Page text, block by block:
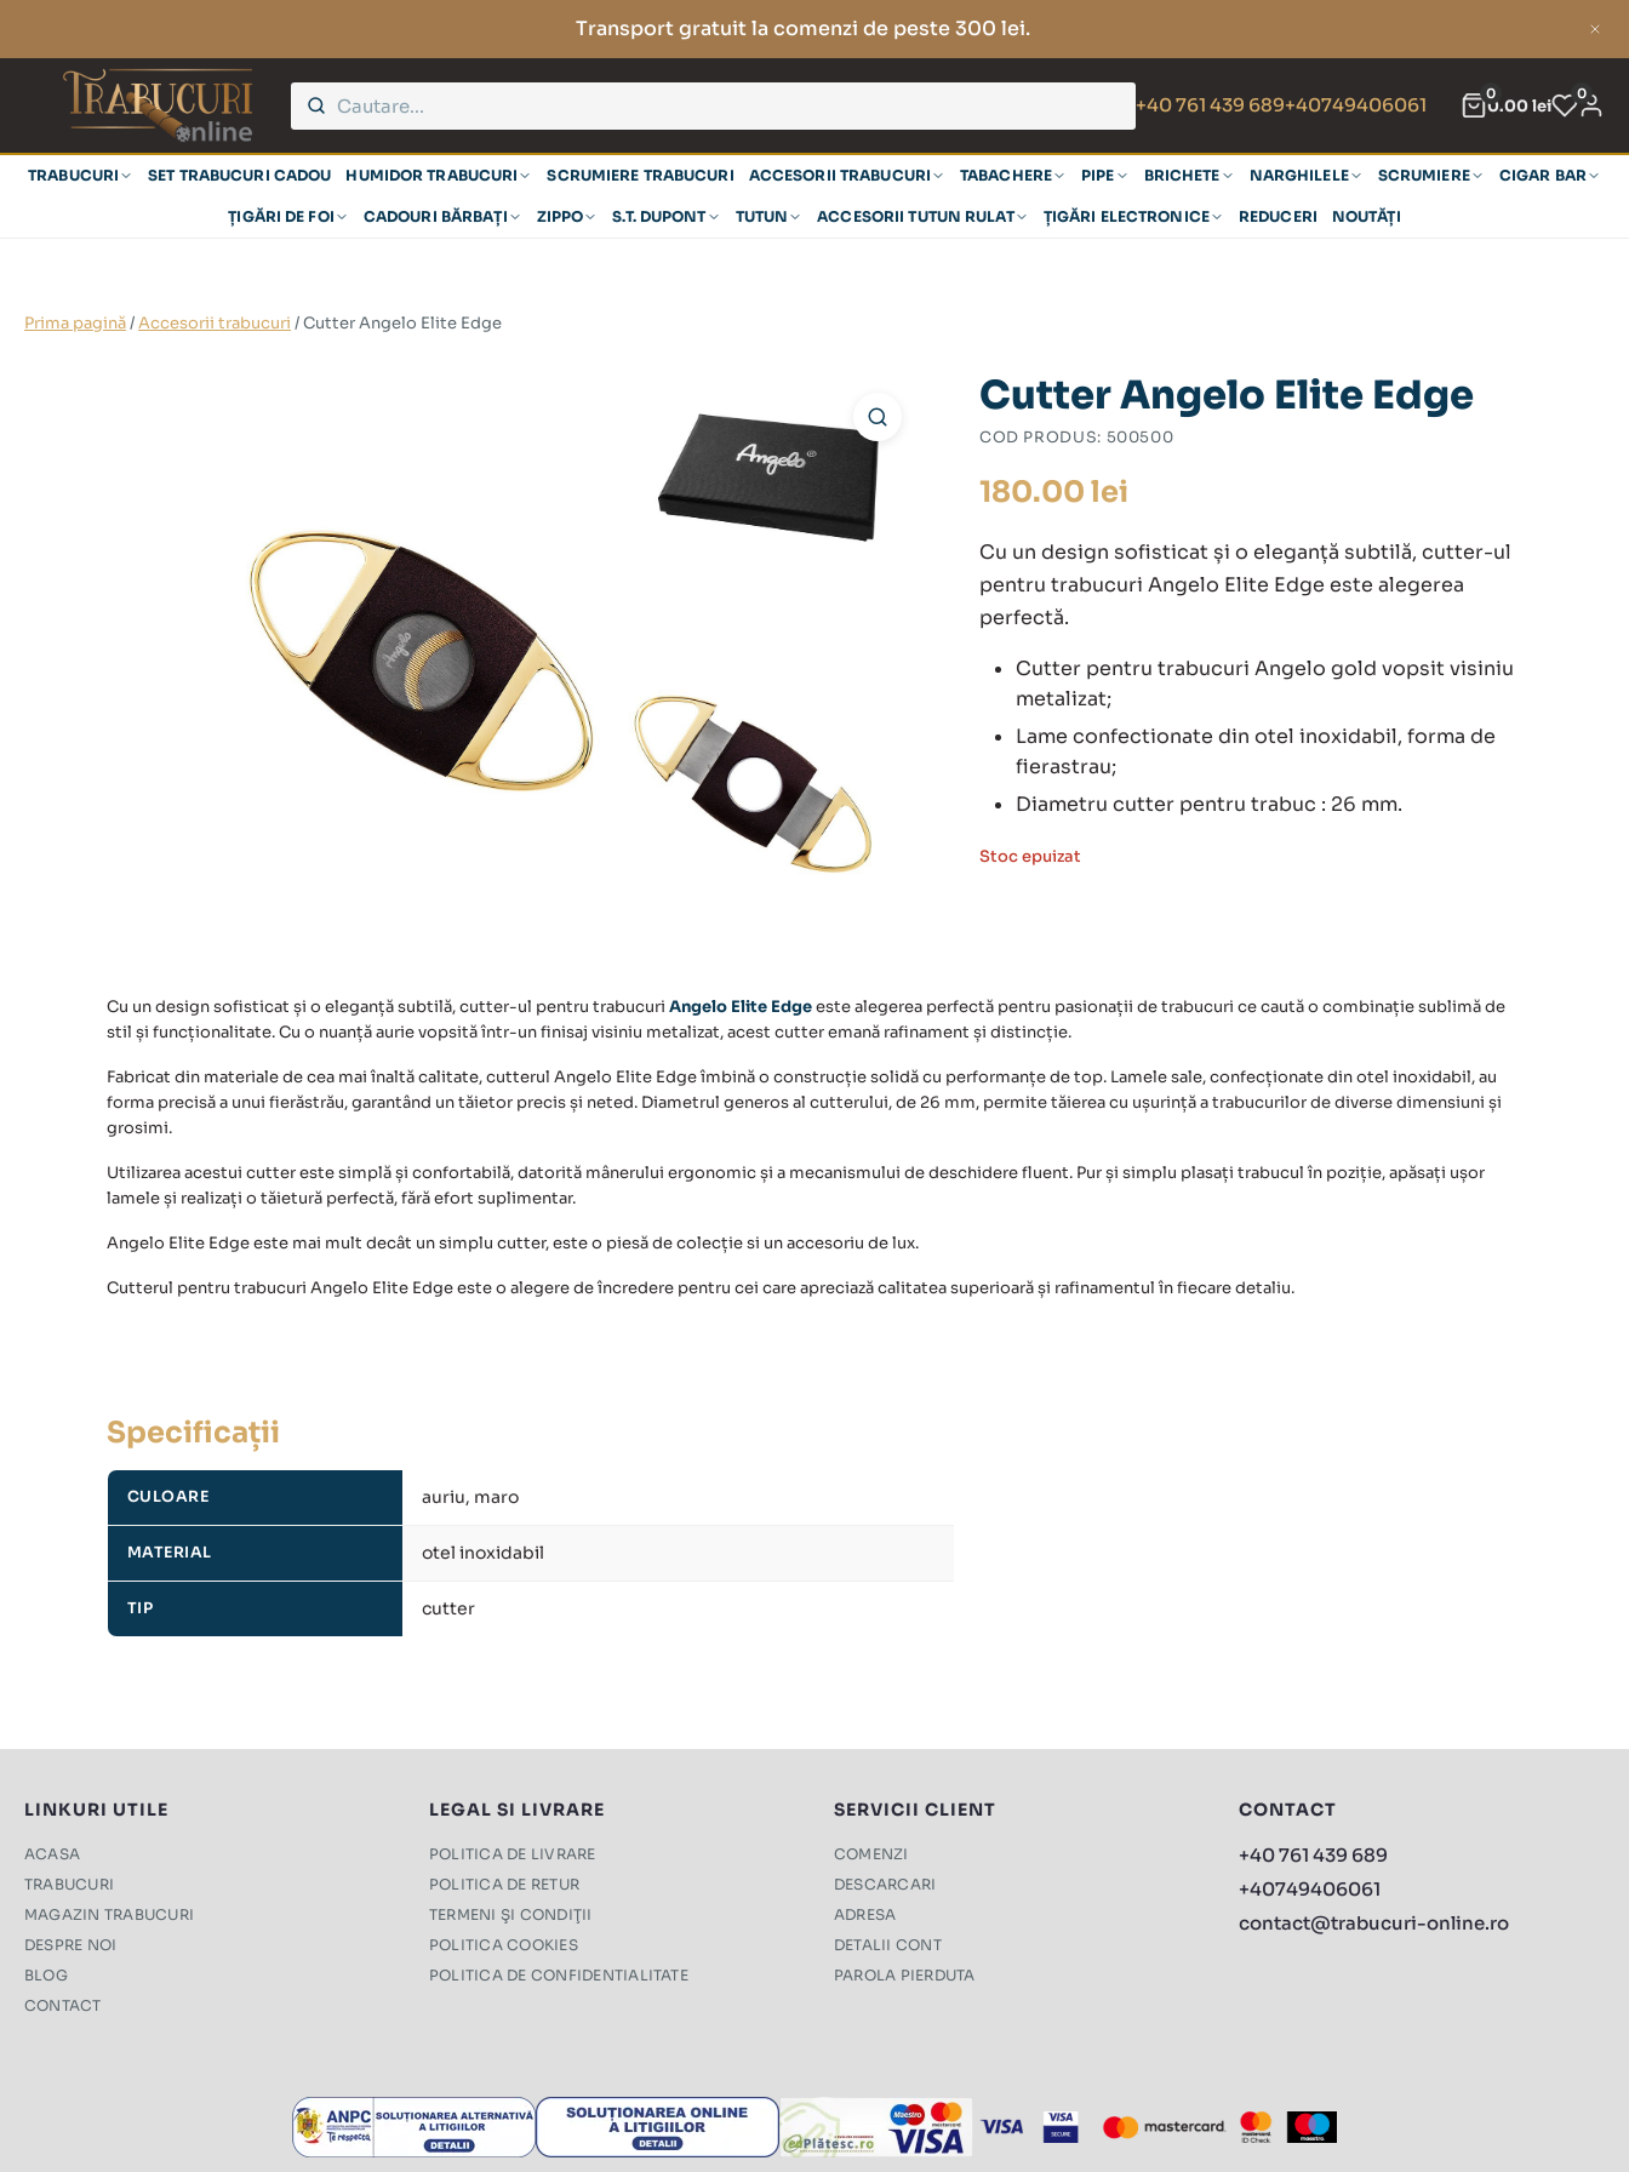
Transport gratuit la comenzi de peste 300 lei.
+40 761 439 689+40749406061 0
0.00lei
0
TRABUCURI SET TRABUCURI CADOU HUMIDOR TRABUCURI SCRUMIERE TRABUCURI ACCESORII TRABUCURI TABACHERE PIPE BRICHETE NARGHILELE SCRUMIERE CIGAR BAR
ȚIGĂRI DE FOI CADOURI BĂRBAȚI ZIPPO S.T. DUPONT TUTUN ACCESORII TUTUN RULAT ȚIGĂRI ELECTRONICE REDUCERI NOUTĂȚI
Prima pagină/Accesorii trabucuri / Cutter Angelo Elite Edge
Cutter Angelo Elite Edge
COD PRODUS: 500500
180.00 lei
Cu un design sofisticat și o eleganță subtilă, cutter-ul
pentru trabucuri Angelo Elite Edge este alegerea
perfectă.
Cutter pentru trabucuri Angelo gold vopsit visiniu
metalizat;
Lame confectionate din otel inoxidabil, forma de
fierastrau;
Diametru cutter pentru trabuc : 26 mm.
Stoc epuizat
Cu un design sofisticat și o eleganță subtilă, cutter-ul pentru trabucuri Angelo Elite Edgeeste alegerea perfectă pentru pasionații de trabucuri ce caută o combinație sublimă de
stil și funcționalitate. Cu o nuanță aurie vopsită într-un finisaj visiniu metalizat, acest cutter emană rafinament și distincție.
Fabricat din materiale de cea mai înaltă calitate,cutterul Angelo Elite Edgeîmbină o construcție solidă cu performanțe de top. Lamele sale, confecționate din otel inoxidabil, au
forma precisă a unui fierăstrău, garantând un tăietor precis și neted. Diametrul generos al cutterului, de 26 mm, permite tăierea cu ușurință a trabucurilor de diverse dimensiuni și
grosimi.
Utilizarea acestui cutter este simplă și confortabilă, datorită mânerului ergonomic și a mecanismului de deschidere fluent. Pur și simplu plasați trabucul în poziție, apăsați ușor
lamele și realizați o tăietură perfectă, fără efort suplimentar.
Angelo Elite Edgeeste mai mult decât un simplu cutter, este o piesă de colecție si un accesoriu de lux.
Cutterul pentru trabucuri Angelo Elite Edge este o alegere de încredere pentru cei care apreciază calitatea superioară și rafinamentul în fiecare detaliu.
Specificații
CULOARE auriu, maro
MATERIAL otel inoxidabil
TIP cutter
LINKURI UTILE
ACASA
TRABUCURI
MAGAZIN TRABUCURI
DESPRE NOI
BLOG
CONTACT
LEGAL SI LIVRARE
POLITICA DE LIVRARE
POLITICA DE RETUR
TERMENI ŞI CONDIŢII
POLITICA COOKIES
POLITICA DE CONFIDENTIALITATE
SERVICII CLIENT
COMENZI
DESCARCARI
ADRESA
DETALII CONT
PAROLA PIERDUTA
CONTACT
+40 761 439 689
+40749406061
contact@trabucuri-online.ro